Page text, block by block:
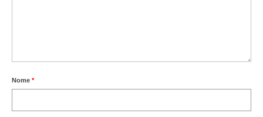
Nome *